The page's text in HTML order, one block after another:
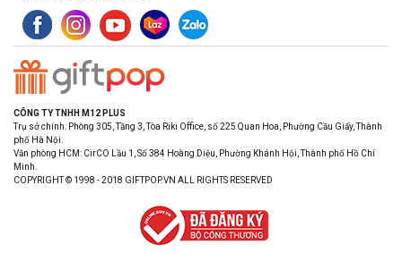
CÔNG TY TNHH M12 PLUS
Trụ sở chính: Phòng 305, Tầng 3, Tòa Riki Office, số 225 Quan Hoa, Phường Cầu Giấy, Thành
phố Hà Nội.
Văn phòng HCM: CirCO Lầu 1, Số 384 Hoàng Diệu, Phường Khánh Hội, Thành phố Hồ Chí
Minh.
COPYRIGHT © 1998 - 2018 GIFTPOP.VN ALL RIGHTS RESERVED